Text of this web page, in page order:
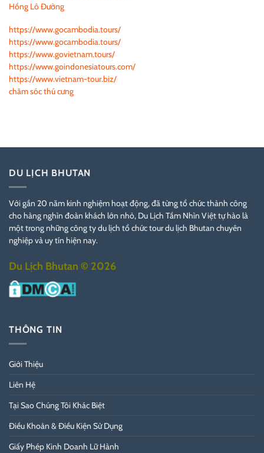
Hồng Lô Đường
https://www.gocambodia.tours/
https://www.gocambodia.tours/
https://www.govietnam.tours/
https://www.goindonesiatours.com/
https://www.vietnam-tour.biz/
chăm sóc thú cưng
DU LỊCH BHUTAN
Với gần 20 năm kinh nghiệm hoạt động, đã từng tổ chức thành công
cho hàng nghìn đoàn khách lớn nhỏ, Du Lịch Tầm Nhìn Việt tự hào là
một trong những công ty du lịch tổ chức tour du lịch Bhutan chuyên
nghiệp và uy tín hiện nay.
Du Lịch Bhutan © 2026
THÔNG TIN
Giới Thiệu
Liên Hệ
Tại Sao Chúng Tôi Khác Biệt
Điều Khoản & Điều Kiện Sử Dụng
Giấy Phép Kinh Doanh Lữ Hành